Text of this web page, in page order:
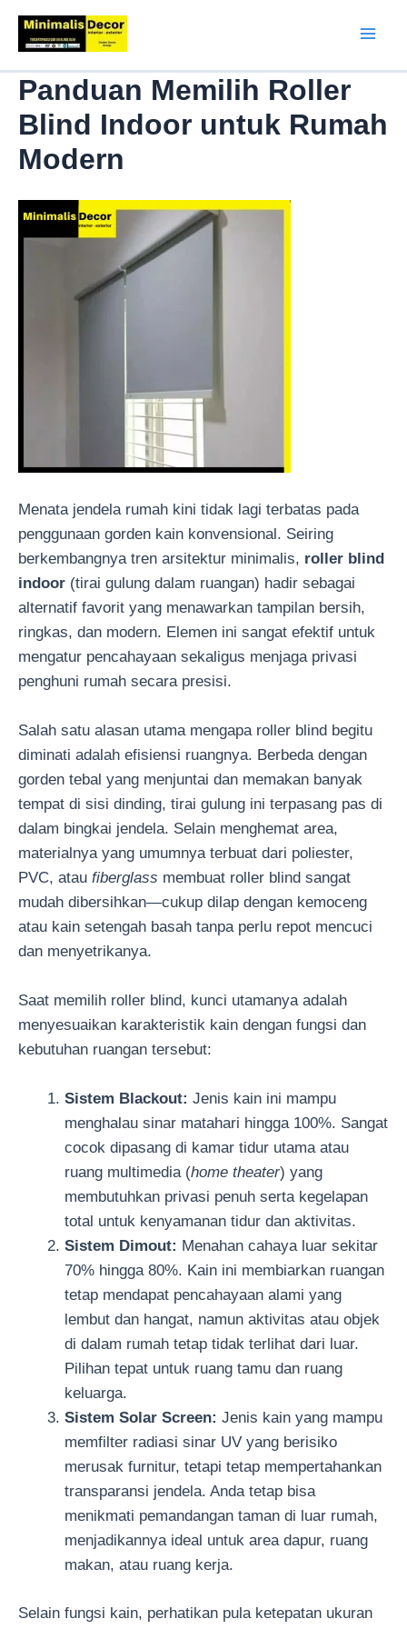
Lewati
Panduan Memilih Roller
Blind Indoor untuk Rumah
Modern
Menata jendela rumah kini tidak lagi terbatas pada
penggunaan gorden kain konvensional. Seiring
berkembangnya tren arsitektur minimalis, roller blind
indoor (tirai gulung dalam ruangan) hadir sebagai
alternatif favorit yang menawarkan tampilan bersih,
ringkas, dan modern. Elemen ini sangat efektif untuk
mengatur pencahayaan sekaligus menjaga privasi
penghuni rumah secara presisi.
Salah satu alasan utama mengapa roller blind begitu
diminati adalah efisiensi ruangnya. Berbeda dengan
gorden tebal yang menjuntai dan memakan banyak
tempat di sisi dinding, tirai gulung ini terpasang pas di
dalam bingkai jendela. Selain menghemat area,
materialnya yang umumnya terbuat dari poliester,
PVC, atau fiberglass membuat roller blind sangat
mudah dibersihkan—cukup dilap dengan kemoceng
atau kain setengah basah tanpa perlu repot mencuci
dan menyetrikanya.
Saat memilih roller blind, kunci utamanya adalah
menyesuaikan karakteristik kain dengan fungsi dan
kebutuhan ruangan tersebut:
Sistem Blackout: Jenis kain ini mampu
menghalau sinar matahari hingga 100%. Sangat
cocok dipasang di kamar tidur utama atau
ruang multimedia (home theater) yang
membutuhkan privasi penuh serta kegelapan
total untuk kenyamanan tidur dan aktivitas.
Sistem Dimout: Menahan cahaya luar sekitar
70% hingga 80%. Kain ini membiarkan ruangan
tetap mendapat pencahayaan alami yang
lembut dan hangat, namun aktivitas atau objek
di dalam rumah tetap tidak terlihat dari luar.
Pilihan tepat untuk ruang tamu dan ruang
keluarga.
Sistem Solar Screen: Jenis kain yang mampu
memfilter radiasi sinar UV yang berisiko
merusak furnitur, tetapi tetap mempertahankan
transparansi jendela. Anda tetap bisa
menikmati pemandangan taman di luar rumah,
menjadikannya ideal untuk area dapur, ruang
makan, atau ruang kerja.
Selain fungsi kain, perhatikan pula ketepatan ukuran